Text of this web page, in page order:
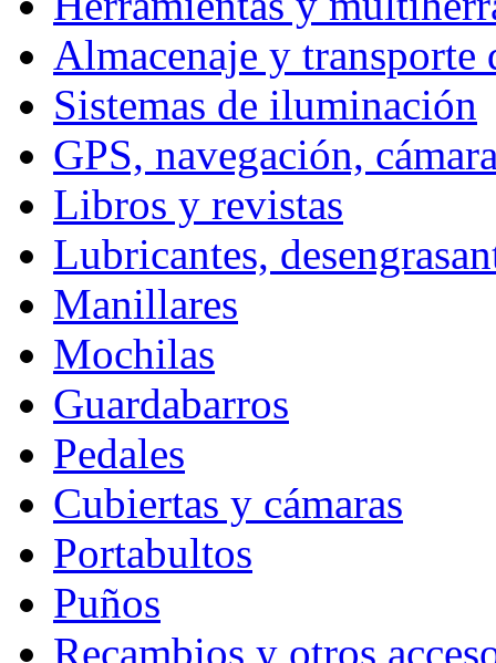
Almacenaje y transporte
Sistemas de iluminación
GPS, navegación,
Libros y revistas
Lubricantes,
Manillares
Mochilas
Guardabarros
Pedales
Cubiertas y cámaras
Portabultos
Puños
Recambios y otros